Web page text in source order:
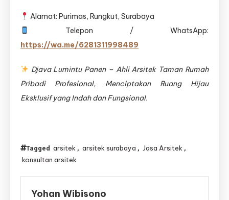
Alamat: Purimas, Rungkut, Surabaya
Telepon / WhatsApp:
https://wa.me/6281311998489
Djava Lumintu Panen – Ahli Arsitek Taman Rumah
Pribadi Profesional, Menciptakan Ruang Hijau
Eksklusif yang Indah dan Fungsional.
Tagged arsitek , arsitek surabaya , Jasa Arsitek ,
konsultan arsitek
Yohan Wibisono